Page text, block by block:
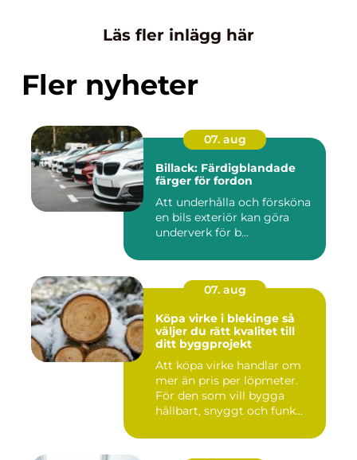
Läs fler inlägg här
Fler nyheter
07. aug
Billack: Färdigblandade
färger för fordon
Att underhålla och försköna
en bils exteriör kan göra
underverk för b...
07. aug
Köpa virke i blekinge så
väljer du rätt kvalitet till
ditt byggprojekt
Att köpa virke handlar om
mer än pris per löpmeter.
För den som vill bygga
hållbart, snyggt och funk...